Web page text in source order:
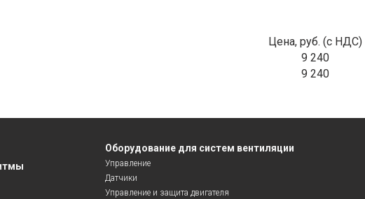
Цена, руб. (с НДС)
9 240
9 240
Оборудование для систем вентиляции
Управление
Датчики
Управление и защита двигателя